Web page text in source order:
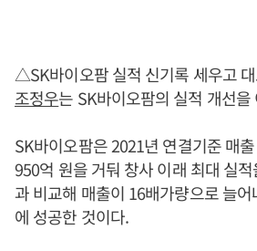
△SK바이오팜 실적 신기록 세우고
조정우는 SK바이오팜의 실적 개선을
SK바이오팜은 2021년 연결기준 매
950억 원을 거둬 창사 이래 최대 실
과 비교해 매출이 16배가량으로 늘
에 성공한 것이다.